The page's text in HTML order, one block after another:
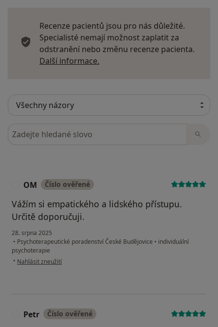
Recenze pacientů jsou pro nás důležité.
Specialisté nemají možnost zaplatit za
odstranění nebo změnu recenze pacienta.
Další informace.
Hledejte v názorech
OM Číslo ověřené
Vážím si empatického a lidského přístupu.
Určitě doporučuji.
28. srpna 2025
• Psychoterapeutické poradenství České Budějovice • individuální
psychoterapie
• podle názoru uživatele OM
Nahlásit zneužití
Petr Číslo ověřené